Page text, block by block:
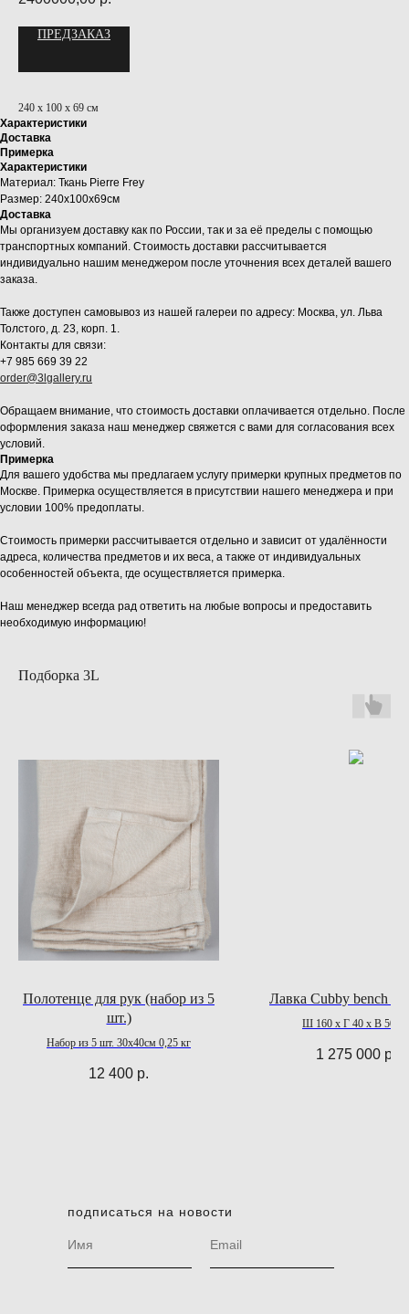
ПРЕДЗАКАЗ
240 x 100 x 69 см
Характеристики
Доставка
Примерка
Характеристики
Материал: Ткань Pierre Frey
Размер: 240x100x69см
Доставка
Мы организуем доставку как по России, так и за её пределы с помощью
транспортных компаний. Стоимость доставки рассчитывается
индивидуально нашим менеджером после уточнения всех деталей вашего
заказа.
Также доступен самовывоз из нашей галереи по адресу: Москва, ул. Льва
Толстого, д. 23, корп. 1.
Контакты для связи:
+7 985 669 39 22
order@3lgallery.ru
Обращаем внимание, что стоимость доставки оплачивается отдельно. После
оформления заказа наш менеджер свяжется с вами для согласования всех
условий.
Примерка
Для вашего удобства мы предлагаем услугу примерки крупных предметов по
Москве. Примерка осуществляется в присутствии нашего менеджера и при
условии 100% предоплаты.
Стоимость примерки рассчитывается отдельно и зависит от удалённости
адреса, количества предметов и их веса, а также от индивидуальных
особенностей объекта, где осуществляется примерка.
Наш менеджер всегда рад ответить на любые вопросы и предоставить
необходимую информацию!
Подборка 3L
Полотенце для рук (набор из 5
шт.)
Набор из 5 шт. 30x40см 0,25 кг
12 400 р.
Лавка Cubby bench
Ш 160 x Г 40 x В 50 см
1 275 000 р.
подписаться на новости